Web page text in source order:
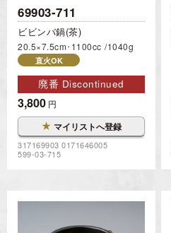
69903-711
ビビンバ鍋(茶)
20.5×7.5cm･1100cc 1040g
直火OK
廃番 Discontinued
3,800 円
★ マイリストへ登録
317169903 0171646005
599-03-715